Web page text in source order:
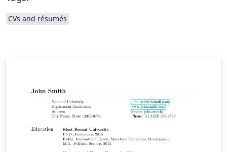
CVs and résumés